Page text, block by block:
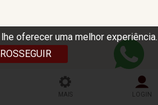
oferecer uma melhor experiência.
MAIS LOGIN